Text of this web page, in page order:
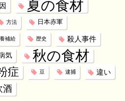
夏の食材
方法 日本赤軍
補給 歴史 殺人事件
気 秋の食材
症 豆 逮捕 違い
酒